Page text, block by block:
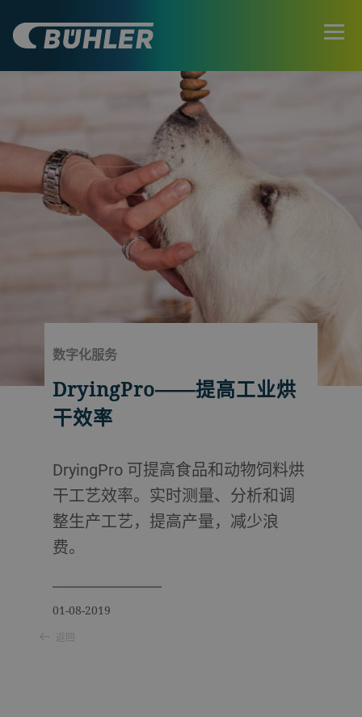
数字化服务
DryingPro——提高工业烘
干效率
DryingPro 可提高食品和动物饲料烘
干工艺效率。实时测量、分析和调
整生产工艺，提高产量，减少浪
费。
01-08-2019
返回